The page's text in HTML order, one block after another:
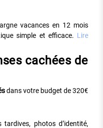
vacances en 12 mois
simple et efficace. Lire
cachées de
dans votre budget de 320€
tardives, photos d’identité,